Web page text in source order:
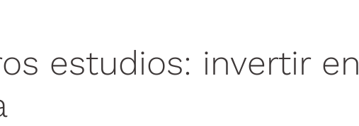
estudios: invertir en